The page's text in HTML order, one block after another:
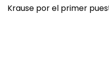
Krause por el primer